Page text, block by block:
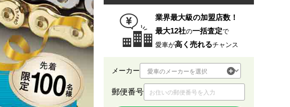
業界最大級の加盟店数！
最大12社の一括査定で
愛車が高く売れるチャンス
メーカー
郵便番号